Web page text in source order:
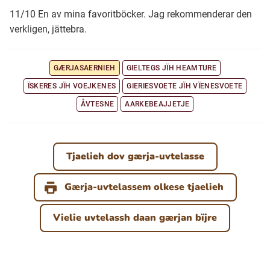
11/10 En av mina favoritböcker. Jag rekommenderar den
verkligen, jättebra.
GÆRJASAERNIEH GIELTEGS JÏH HEAMTURE
ÏSKERES JÏH VOEJKENES GIERIESVOETE JÏH VÏENESVOETE
ÅVTESNE AARKEBEAJJETJE
Tjaelieh dov gærja-uvtelasse
Gærja-uvtelassem olkese tjaelieh
Vielie uvtelassh daan gærjan bïjre